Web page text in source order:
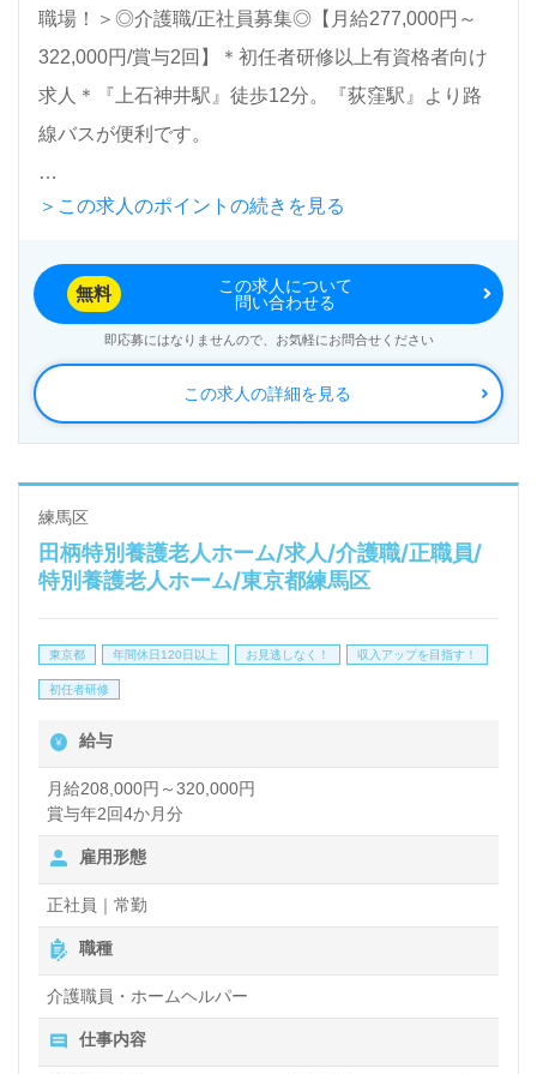
公開求人も取扱いあり！＞"転職支援"のプロと一緒に
転職活動！お問い合わせお待ちしております。
職場！＞◎介護職/正社員募集◎【月給277,000円～
322,000円/賞与2回】＊初任者研修以上有資格者向け
求人＊『上石神井駅』徒歩12分。『荻窪駅』より路
線バスが便利です。
入居定員94名（従来型個室/多床室）『介護老人保健
東京都練馬区） 様の運営です。従業員人数490名以
上、東京都、神奈川県、千葉県内に病院、介護老人保
健施設、ショートステイ、通所リハビリーション、訪
問看護/介護事業を展開されています。『笑顔でつな
ぐ、あなたの望むところまで』を大切に事業運営をさ
れています。
◎夜勤体制は介護職員様5名、看護師様1名の6名体制
でサポート！夜勤勤務時は夕食/朝食支給のある事業
看護助手や介護職経験のある方をお迎えします。介護
れる、話す、立つ』を基本にしたユマニチュードケア
を採用されている事業所様です。充実のOJT/研修制
度、メリハリつけて働ける労働環境も嬉しいポイン
ト！『ご利用者様お一人おひとりに寄り添いたい』
『人員体制にゆとりのある職場環境で働きたい』『転
職で施設形態や環境を変えて働きたい』等の方も大歓
迎です。募集詳細等、担当コンサルタントよりご案内
します。お問い合わせも遠慮なくお願いします。
＞この求人のポイントの続きを見る
この求人の詳細を見る
無料
この求人について
問い合わせる
即応募にはなりませんので、お気軽にお問合せください
練馬区
田柄特別養護老人ホーム/求人/介護職/正職員/
特別養護老人ホーム/東京都練馬区
東京都 年間休日120日以上 お見逃しなく！ 収入アップを目指す！
初任者研修
給与
月給208,000円～320,000円
賞与年2回4か月分
雇用形態
正社員｜常勤
職種
介護職員・ホームヘルパー
仕事内容